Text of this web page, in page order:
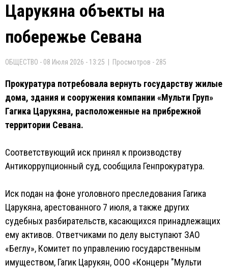
Царукяна объекты на
побережье Севана
ОБЩЕСТВО - 08 Июля 2026 - 13:25 | Просмотров - 285
Прокуратура потребовала вернуть государству жилые
дома, здания и сооружения компании «Мульти Груп»
Гагика Царукяна, расположенные на прибрежной
территории Севана.
Соответствующий иск принял к производству
Антикоррупционный суд, сообщила Генпрокуратура.
Иск подан на фоне уголовного преследования Гагика
Царукяна, арестованного 7 июля, а также других
судебных разбирательств, касающихся принадлежащих
ему активов. Ответчиками по делу выступают ЗАО
«Беглу», Комитет по управлению государственным
имуществом, Гагик Царукян, ООО «Концерн "Мульти